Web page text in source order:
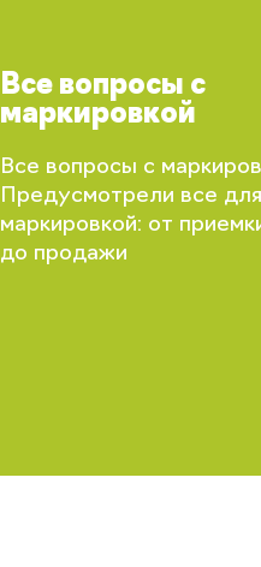
Все вопросы с
маркировкой
Все вопросы с
Предусмотрели все
маркировкой: от
до продажи